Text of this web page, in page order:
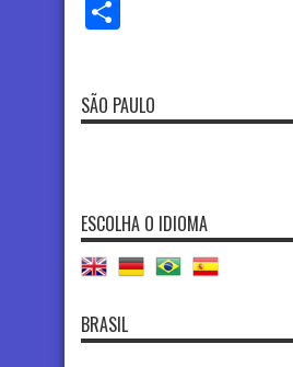
SÃO PAULO
ESCOLHA O IDIOMA
BRASIL